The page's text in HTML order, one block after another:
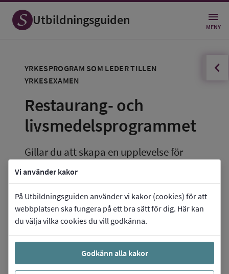
Vi använder kakor
På Utbildningsguiden använder vi kakor (cookies) för att
webbplatsen ska fungera på ett bra sätt för dig. Här kan
du välja vilka cookies du vill godkänna.
Godkänn alla kakor
Utbildningsguiden MENY
Öppna
YRKESPROGRAM SOM LEDER TILLEN
YRKESEXAMEN
Restaurang- och
livsmedelsprogrammet
Gillar du att skapa en upplevelse för
andra? Det här är programmet för dig
som vill arbeta praktiskt med måltiden i
fokus.
Film: Film som kort beskriver restaurang- och
livsmedelsprogrammet (tid 4:46 min)